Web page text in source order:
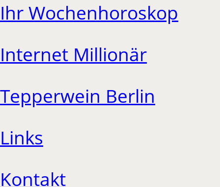
Ihr Wochenhoroskop
Internet Millionär
Tepperwein Berlin
Links
Kontakt